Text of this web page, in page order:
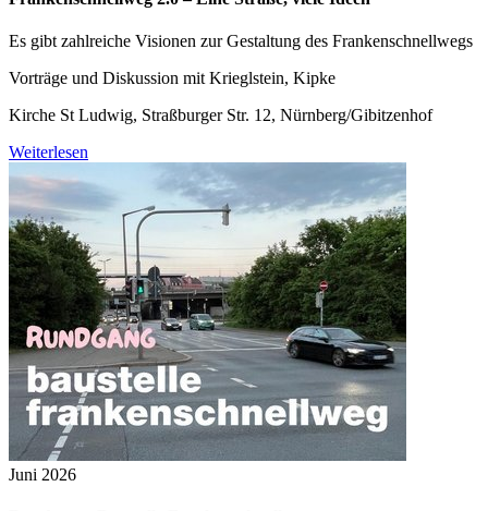
Es gibt zahlreiche Visionen zur Gestaltung des Frankenschnellwegs
Vorträge und Diskussion mit Krieglstein, Kipke
Kirche St Ludwig, Straßburger Str. 12, Nürnberg/Gibitzenhof
Weiterlesen
Juni 2026